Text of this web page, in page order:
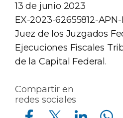
13 de junio 2023
EX-2023-62655812-
Juez de los Juzgados
Ejecuciones Fiscales
de la Capital Federal.
Compartir en
redes sociales
Compartir en Facebook Compartir en Twitter Compartir en Linkedin Compartir en Whatsapp